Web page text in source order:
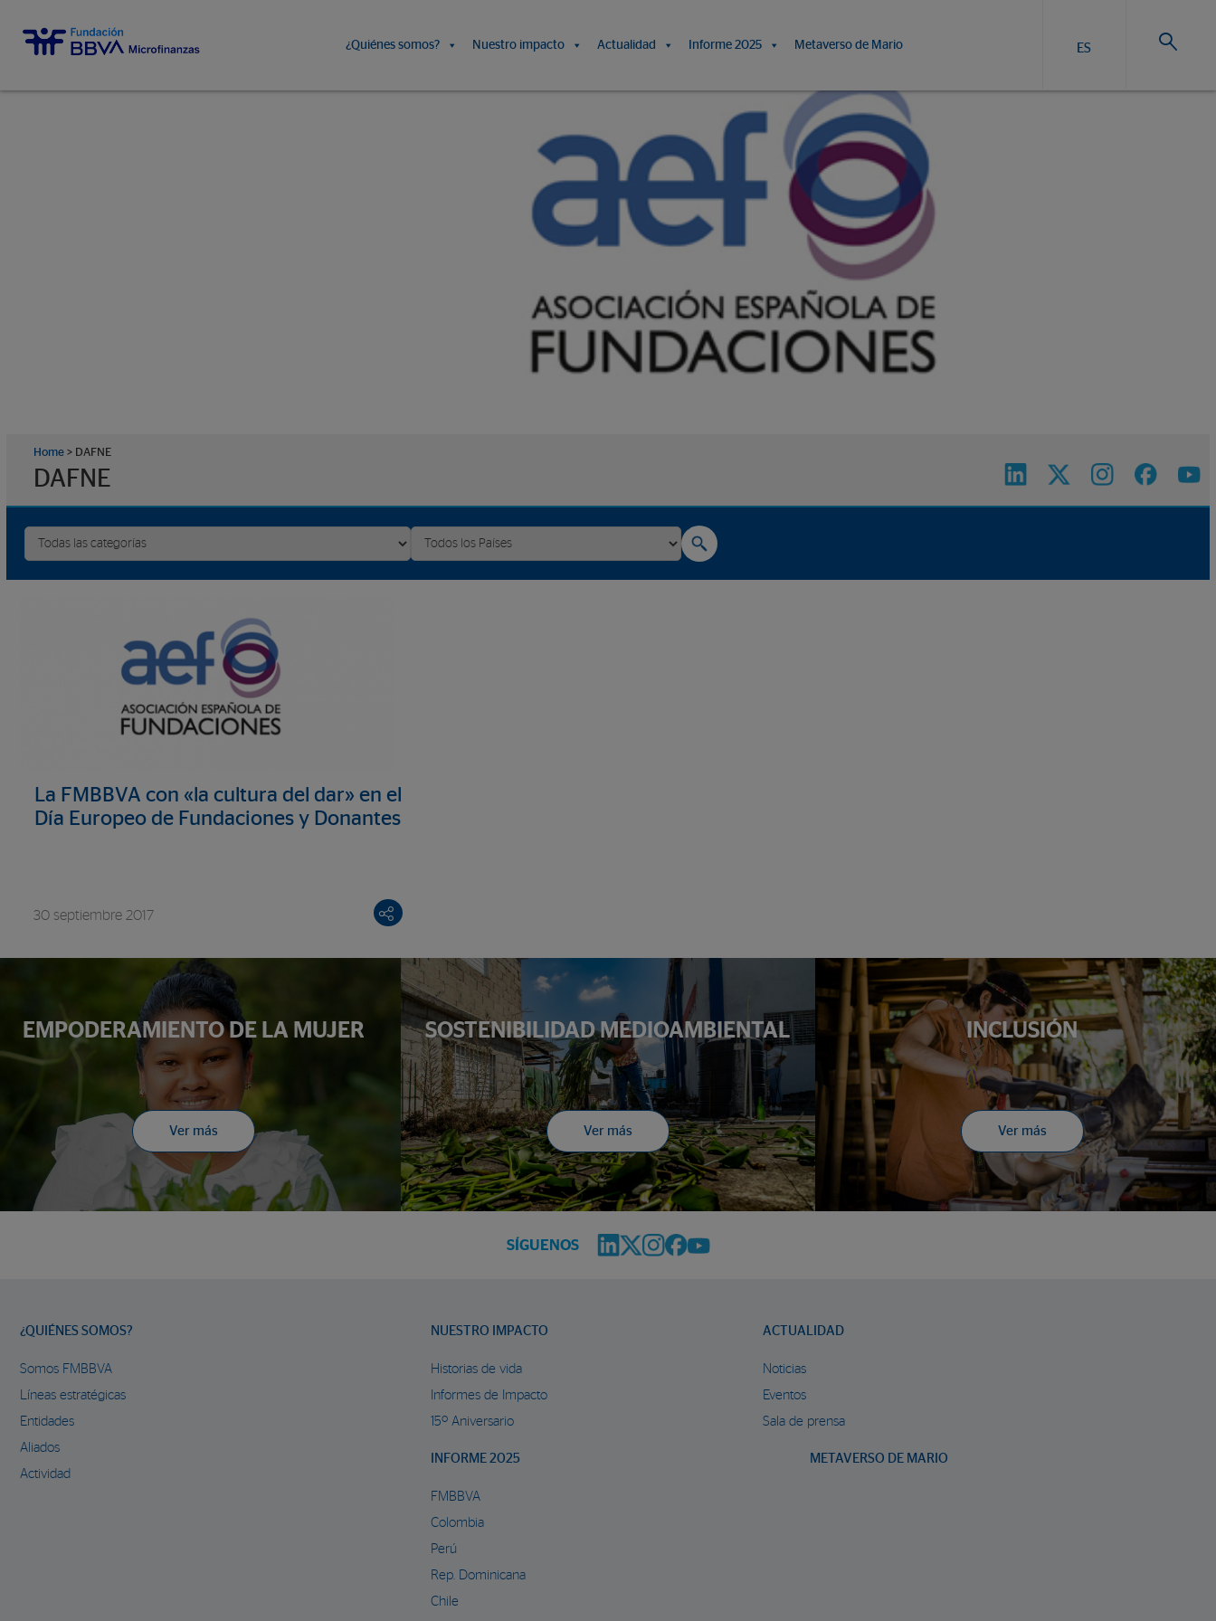
¿Quiénes somos? Nuestro impacto Actualidad Informe 2025 Metaverso de Mario ES
Home > DAFNE
DAFNE
La FMBBVA con «la cultura del dar» en el
Día Europeo de Fundaciones y Donantes
30 septiembre 2017
EMPODERAMIENTO DE LA MUJER
Ver más
SOSTENIBILIDAD MEDIOAMBIENTAL
Ver más
INCLUSIÓN
Ver más
SÍGUENOS
¿QUIÉNES SOMOS?
Somos FMBBVA
Líneas estratégicas
Entidades
Aliados
Actividad
NUESTRO IMPACTO
Historias de vida
Informes de Impacto
15º Aniversario
ACTUALIDAD
Noticias
Eventos
Sala de prensa
INFORME 2025
FMBBVA
Colombia
Perú
Rep. Dominicana
Chile
METAVERSO DE MARIO